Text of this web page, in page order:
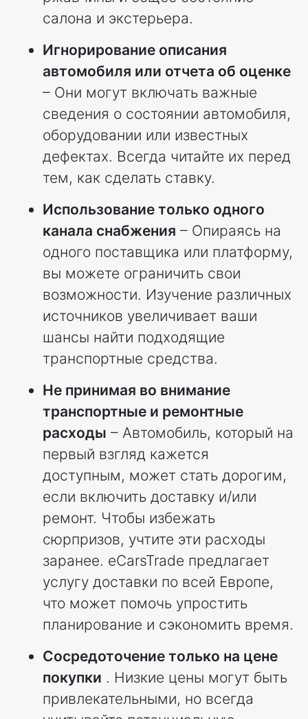
салона и экстерьера.
Игнорирование описания
автомобиля или отчета об оценке
– Они могут включать важные
сведения о состоянии автомобиля,
оборудовании или известных
дефектах. Всегда читайте их перед
тем, как сделать ставку.
Использование только одного
канала снабжения – Опираясь на
одного поставщика или платформу,
вы можете ограничить свои
возможности. Изучение различных
источников увеличивает ваши
шансы найти подходящие
транспортные средства.
Не принимая во внимание
транспортные и ремонтные
расходы – Автомобиль, который на
первый взгляд кажется
доступным, может стать дорогим,
если включить доставку и/или
ремонт. Чтобы избежать
сюрпризов, учтите эти расходы
заранее. eCarsTrade предлагает
услугу доставки по всей Европе,
что может помочь упростить
планирование и сэкономить время.
Сосредоточение только на цене
покупки . Низкие цены могут быть
привлекательными, но всегда